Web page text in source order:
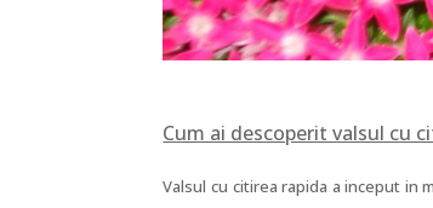
Cum ai descoperit valsul cu
Valsul cu citirea rapida a inceput in